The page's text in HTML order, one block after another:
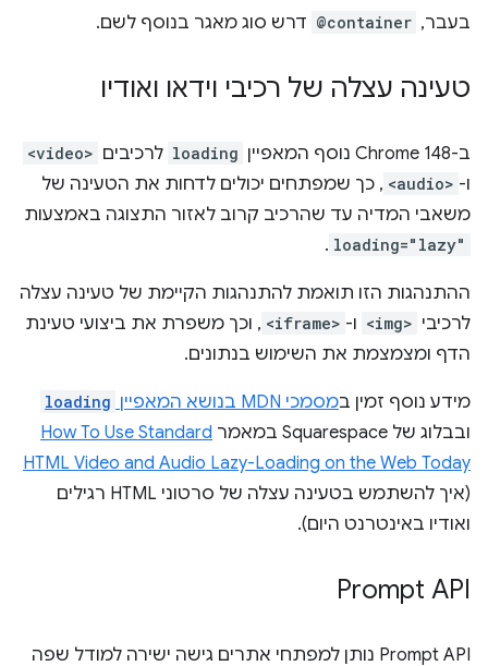
בעבר, @container דרש סוג מאגר בנוסף לשם.
טעינה עצלה של רכיבי וידאו ואודיו
ב-Chrome 148 נוסף המאפיין loading לרכיבים <video>
ו- <audio> , כך שמפתחים יכולים לדחות את הטעינה של
משאבי המדיה עד שהרכיב קרוב לאזור התצוגה באמצעות
loading="lazy"
.
ההתנהגות הזו תואמת להתנהגות הקיימת של טעינה עצלה
לרכיבי <img> ו- <iframe> , וכך משפרת את ביצועי טעינת
הדף ומצמצמת את השימוש בנתונים.
מידע נוסף זמין במסמכי MDN בנושא המאפיין loading
ובבלוג של Squarespace במאמר
How To Use Standard
HTML Video and Audio Lazy-Loading on the Web Today
(איך להשתמש בטעינה עצלה של סרטוני HTML רגילים
ואודיו באינטרנט היום).
‫Prompt API
‫Prompt API נותן למפתחי אתרים גישה ישירה למודל שפה